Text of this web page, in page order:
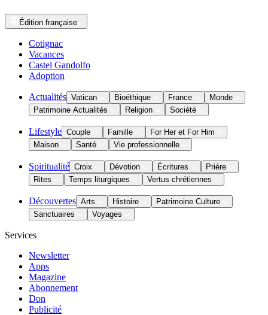
Édition française
Cotignac
Vacances
Castel Gandolfo
Adoption
Actualités Vatican Bioéthique France
Monde
Patrimoine Actualités
Religion Société
Lifestyle Couple Famille
For Her et For Him
Maison
Santé Vie professionnelle
Spiritualité Croix Dévotion Écritures
Prière
Rites
Temps liturgiques Vertus chrétiennes
Découvertes Arts Histoire
Patrimoine Culture
Sanctuaires
Voyages
Services
Newsletter
Apps
Magazine
Abonnement
Don
Publicité